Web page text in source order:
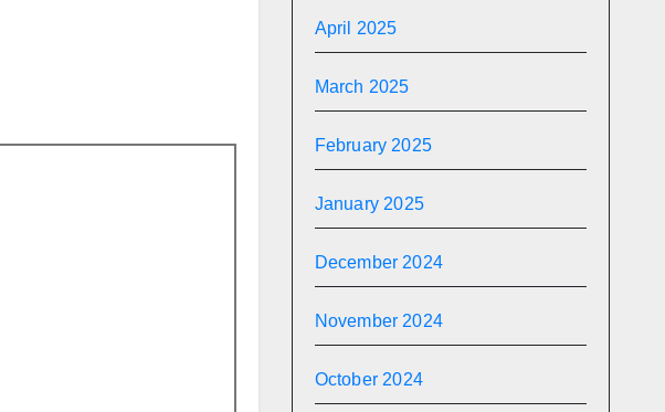
April 2025
March 2025
February 2025
January 2025
December 2024
November 2024
October 2024